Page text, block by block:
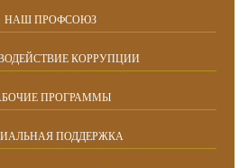
НАШ ПРОФСОЮЗ
КОРРУПЦИИ
ПРОГРАММЫ
ПОДДЕРЖКА